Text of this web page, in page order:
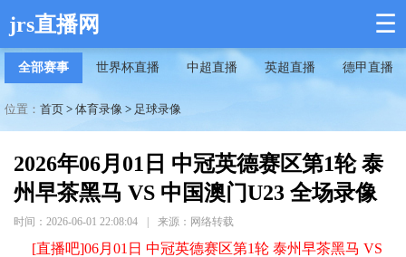
jrs直播网 ☰
全部赛事 世界杯直播 中超直播 英超直播 德甲直播
位置： 首页 > 体育录像 > 足球录像
2026年06月01日 中冠英德赛区第1轮 泰
州早茶黑马 VS 中国澳门U23 全场录像
时间：2026-06-01 22:08:04 来源：网络转载
[直播吧]06月01日 中冠英德赛区第1轮 泰州早茶黑马 VS